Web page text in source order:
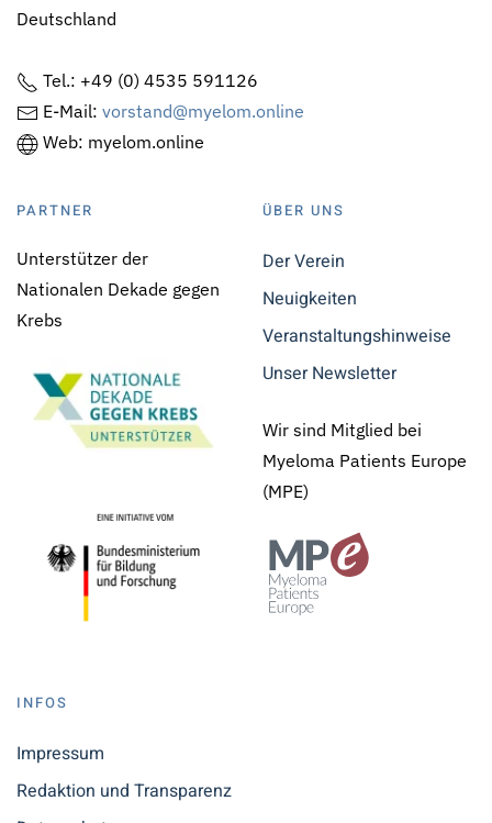
Deutschland
Tel.: +49 (0) 4535 591126
E-Mail: vorstand@myelom.online
Web: myelom.online
PARTNER
Unterstützer der
Nationalen Dekade gegen
Krebs
ÜBER UNS
Der Verein
Neuigkeiten
Veranstaltungshinweise
Unser Newsletter
Wir sind Mitglied bei
Myeloma Patients Europe
(MPE)
INFOS
Impressum
Redaktion und Transparenz